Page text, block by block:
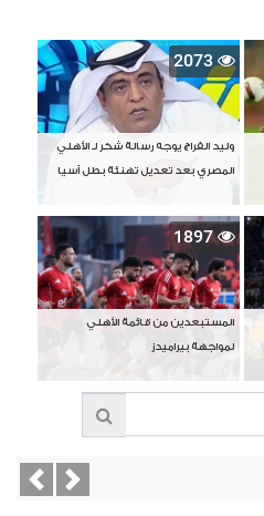
2073
وليد الفراج يوجه رسالة شكر لـ الأهلي
المصري بعد تعديل تهنئة بطل آسيا
1897
المستبعدين من قائمة الأهلي
لمواجهة بيراميدز
Next